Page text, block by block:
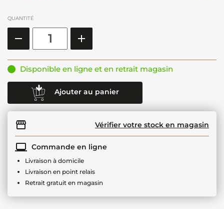
QUANTITÉ
Disponible en ligne et en retrait magasin
Ajouter au panier
Vérifier votre stock en magasin
Commande en ligne
Livraison à domicile
Livraison en point relais
Retrait gratuit en magasin